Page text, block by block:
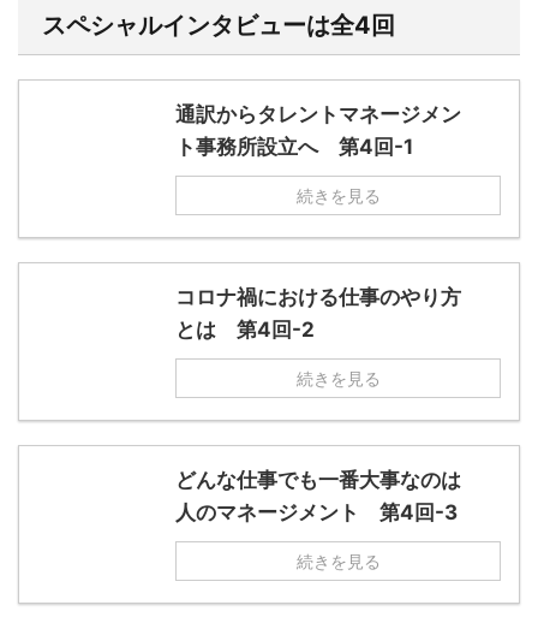
スペシャルインタビューは全4回
通訳からタレントマネージメン
ト事務所設立へ 第4回-1
続きを見る
コロナ禍における仕事のやり方
とは 第4回-2
続きを見る
どんな仕事でも一番大事なのは
人のマネージメント 第4回-3
続きを見る